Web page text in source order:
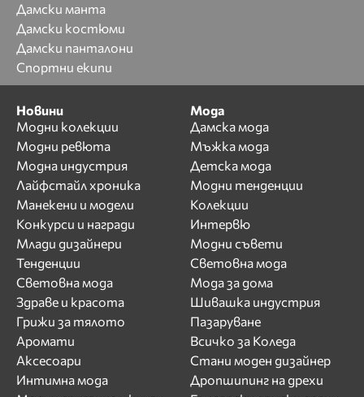
Дамски манта
Дамски костюми
Дамски панталони
Спортни екипи
Новини
Модни колекции
Модни ревюта
Модна индустрия
Лайфстайл хроника
Манекени и модели
Конкурси и награди
Млади дизайнери
Тенденции
Световна мода
Здраве и красота
Грижи за тялото
Аромати
Аксесоари
Интимна мода
Мода
Дамска мода
Мъжка мода
Детска мода
Модни тенденции
Колекции
Интервю
Модни съвети
Световна мода
Мода за дома
Шивашка индустрия
Пазаруване
Всичко за Коледа
Стани моден дизайнер
Дропшипинг на дрехи